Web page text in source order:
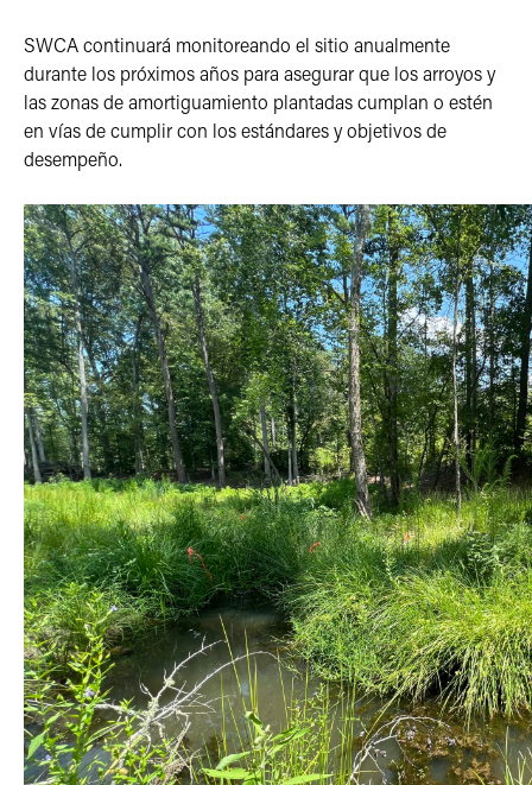
SWCA continuará monitoreando el sitio anualmente
durante los próximos años para asegurar que los arroyos y
las zonas de amortiguamiento plantadas cumplan o estén
en vías de cumplir con los estándares y objetivos de
desempeño.